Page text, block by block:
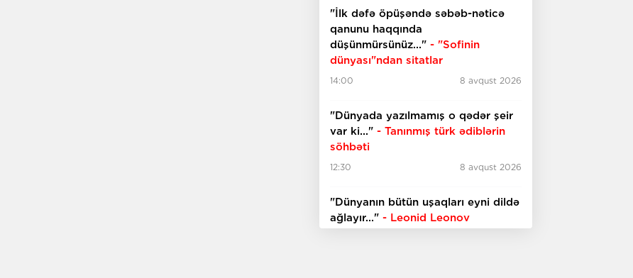
"İlk dəfə öpüşəndə səbəb-nəticə
qanunu haqqında
düşünmürsünüz..." - "Sofinin
dünyası"ndan sitatlar
14:00 8 avqust 2026
"Dünyada yazılmamış o qədər şeir
var ki..." - Tanınmış türk ədiblərin
söhbəti
12:30 8 avqust 2026
​​​​​​​"Dünyanın bütün uşaqları eyni dildə
ağlayır..." - Leonid Leonov